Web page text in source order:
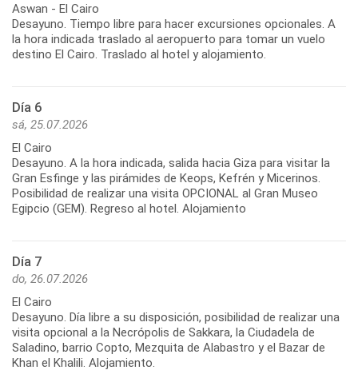
Aswan - El Cairo
Desayuno. Tiempo libre para hacer excursiones opcionales. A
la hora indicada traslado al aeropuerto para tomar un vuelo
destino El Cairo. Traslado al hotel y alojamiento.
Día 6
sá, 25.07.2026
El Cairo
Desayuno. A la hora indicada, salida hacia Giza para visitar la
Gran Esfinge y las pirámides de Keops, Kefrén y Micerinos.
Posibilidad de realizar una visita OPCIONAL al Gran Museo
Egipcio (GEM). Regreso al hotel. Alojamiento
Día 7
do, 26.07.2026
El Cairo
Desayuno. Día libre a su disposición, posibilidad de realizar una
visita opcional a la Necrópolis de Sakkara, la Ciudadela de
Saladino, barrio Copto, Mezquita de Alabastro y el Bazar de
Khan el Khalili. Alojamiento.